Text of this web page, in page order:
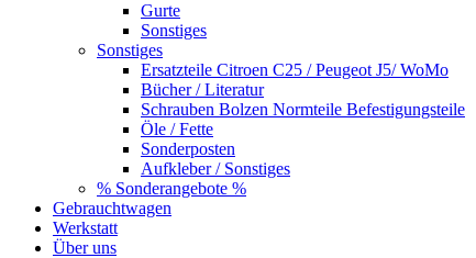
Gurte
Sonstiges
Sonstiges
Ersatzteile Citroen C25 / Peugeot J5/ WoMo
Bücher / Literatur
Schrauben Bolzen Normteile Befestigungsteile
Öle / Fette
Sonderposten
Aufkleber / Sonstiges
% Sonderangebote %
Gebrauchtwagen
Werkstatt
Über uns